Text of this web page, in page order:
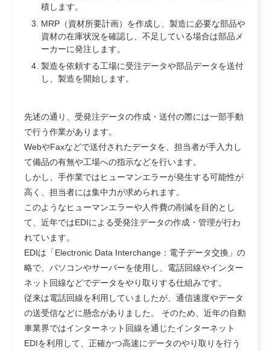
積します。
MRP（資材所要計画）を作成し、製造に必要な部品や
資材の在庫状況を確認し、不足している場合は部品メ
ーカーに発注します。
製造を依頼する工場に受注データや部品データを送付
し、製造を開始します。
先述の通り、受発注データの作成・送付の際には一部手動
で行う作業があります。
WebやFaxなどで送付されたデータを、担当者が手入力し
て備品の有無や工場への指示などを行います。
しかし、手作業ではヒューマンエラーが発生する可能性が
高く、担当者には集中力が求められます。
このようなヒューマンエラーや人件費の削減を目的とし
て、近年ではEDIによる受発注データの作成・管理が行わ
れています。
EDIは「Electronic Data Interchange：電子データ交換」の
略で、パソコンやサーバーを使用し、電話回線やインター
ネット回線などでデータをやり取りする仕組みです。
従来は電話回線を利用していましたが、通信速度やデータ
の送受信などに懸念がありました。 そのため、 近年の自動
車業界ではインターネット回線を通じたインターネット
EDIを利用して、正確かつ高速にデータのやり取りを行う